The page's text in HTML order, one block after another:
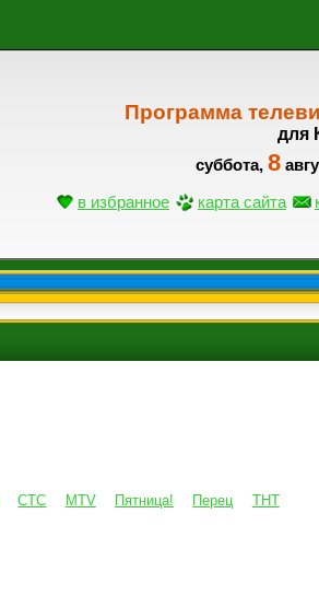
Программа
для
суббота, 8
в избранное карта сайта
СТС MTV Пятница! Перец ТНТ